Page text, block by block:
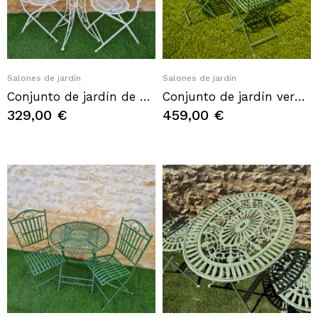
Quick View
Salones de jardín
Conjunto de jardín de hierro forjado blanco para 2 personas
329,00 €
Quick View
Salones de jardín
Conjunto de jardín verde inglés de metal – 4 plazas
459,00 €